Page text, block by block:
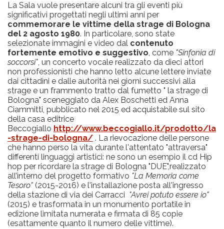
La Sala vuole presentare alcuni tra gli eventi più
significativi progettati negli ultimi anni per
commemorare le vittime della strage di Bologna
del 2 agosto 1980. In particolare, sono state
selezionate immagini e video dal contenuto
fortemente emotivo e suggestivo, come "Sinfonia di
soccorsi", un concerto vocale realizzato da dieci attori
non professionisti che hanno letto alcune lettere inviate
dai cittadini e dalle autorità nei giorni successivi alla
strage e un frammento tratto dal fumetto " la strage di
Bologna" sceneggiato da Alex Boschetti ed Anna
Ciammitti, pubblicato nel 2015 ed acquistabile sul sito
della casa editrice
Beccogiallo http://www.beccogiallo.it/prodotto/la
-strage-di-bologna/ . La rievocazione delle persone
che hanno perso la vita durante l'attentato "attraversa"
differenti linguaggi artistici: ne sono un esempio il cd Hip
hop per ricordare la strage di Bologna "DUE",realizzato
all’interno del progetto formativo "La Memoria come
Tesoro" (2015-2016) e l'installazione posta all'ingresso
della stazione di via dei Carracci "Avrei potuto essere io"
(2015) e trasformata in un monumento portatile in
edizione limitata numerata e firmata di 85 copie
(esattamente quanto il numero delle vittime).